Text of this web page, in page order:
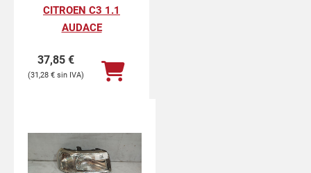
CITROEN C3 1.1
AUDACE
37,85 €
31,28 €